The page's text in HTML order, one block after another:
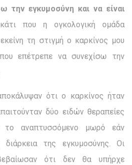
την εγκυμοσύνη και να είναι
κάτι που η ογκολογική ομάδα
τη στιγμή ο καρκίνος μου
επέτρεπε να συνεχίσω την
ότι ο καρκίνος ήταν
δύο ειδών θεραπείες
αναπτυσσόμενο μωρό εάν
της εγκυμοσύνης. Οι
ότι δεν θα υπήρχε